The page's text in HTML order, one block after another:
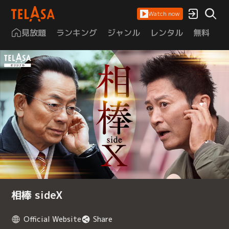
Watch now
見放題 ランキング ジャンル レンタル 無料
相棒 sideX
Official Website Share